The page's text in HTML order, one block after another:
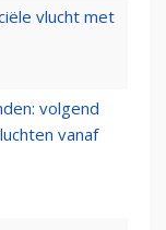
vlucht met
volgend
vanaf